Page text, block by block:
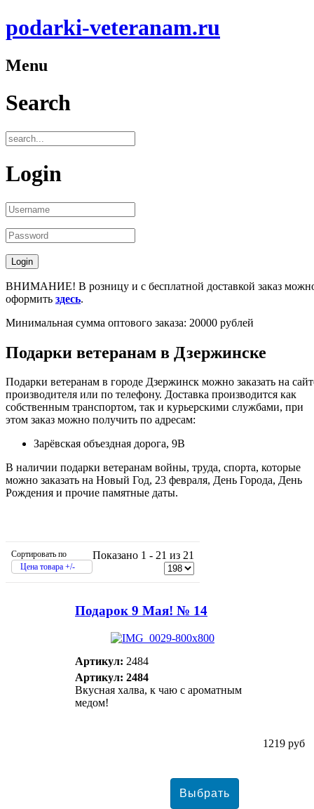
podarki-veteranam.ru
Menu
Search
Login
ВНИМАНИЕ! В розницу и с бесплатной доставкой заказ
оформить здесь.
Минимальная сумма оптового заказа: 20000 рублей
Подарки ветеранам в Дзержинске
Подарки ветеранам в городе Дзержинск можно заказать на
производителя или по телефону. Доставка производится как
собственным транспортом, так и курьерскими службами, при
этом заказ можно получить по адресам:
Зарёвская объездная дорога, 9В
В наличии подарки ветеранам войны, труда, спорта, которые
можно заказать на Новый Год, 23 февраля, День Города, День
Рождения и прочие памятные даты.
Сортировать по
Цена товара +/-
Показано 1 - 21 из 21
Подарок 9 Мая! № 14
Артикул: 2484
Артикул: 2484
Вкусная халва, к чаю с ароматным
медом!
1219 руб